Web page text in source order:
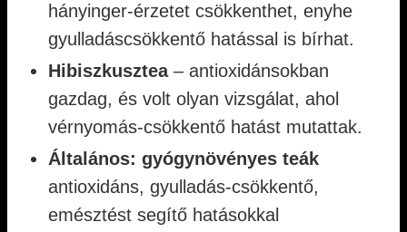
hányinger-érzetet csökkenthet, enyhe
gyulladáscsökkentő hatással is bírhat.
Hibiszkusztea– antioxidánsokban
gazdag, és volt olyan vizsgálat, ahol
vérnyomás-csökkentő hatást mutattak.
Általános: gyógynövényes teák
antioxidáns, gyulladás-csökkentő,
emésztést segítő hatásokkal